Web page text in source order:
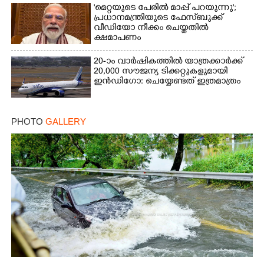
'മെറ്റയുടെ പേരിൽ മാപ്പ് പറയുന്നു';
പ്രധാനമന്ത്രിയുടെ ഫേസ്‌ബുക്ക്
വീഡിയോ നീക്കം ചെയ്തതിൽ
ക്ഷമാപണം
20-ാം വാർഷികത്തിൽ യാത്രക്കാർക്ക്
20,000 സൗജന്യ ടിക്കറ്റുകളുമായി
ഇൻഡിഗോ: ചെയ്യേണ്ടത് ഇത്രമാത്രം
PHOTO GALLERY